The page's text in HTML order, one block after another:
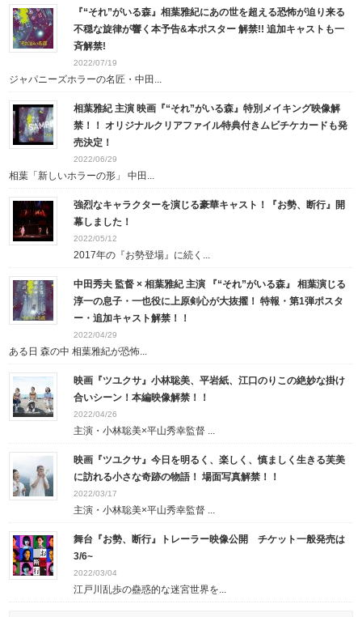
『“それ”がいる森』相葉雅紀にあの世を超える恐怖が迫り来る
不穏な旋律が響く本予告&本ポスター 解禁!! 追加キャストも一
斉解禁!
2022/07/19
ジャパニーズホラーの名匠・中田...
相葉雅紀 主演 映画『“それ”がいる森』特別メイキング映像解
禁！！ オリジナルクリアファイル特典付きムビチケカードも発
売決定！
2022/06/29
相葉「新しいホラーの形」 中田...
強烈なキャラクターを演じる豪華キャスト！『お勢、断行』開
幕しました！
2022/05/12
2017年の『お勢登場』に続く...
中田秀夫 監督 × 相葉雅紀 主演 『“それ”がいる森』 相葉演じる
淳一の息子・一也役に上原剣心が大抜擢！ 特報・第1弾ポスタ
ー・追加キャスト解禁！！
2022/04/29
ある日 森の中 相葉雅紀が恐怖...
映画『ツユクサ』小林聡美、平岩紙、江口のりこの絶妙な掛け
合いシーン！本編映像解禁！！
2022/04/26
主演・小林聡美×平山秀幸監督 ...
映画『ツユクサ』今日を明るく、楽しく、慎ましく生きる芙美
に訪れる小さな奇跡の物語！ 場面写真解禁！！
2022/03/17
主演・小林聡美×平山秀幸監督 ...
舞台『お勢、断行』トレーラー映像公開 チケット一般発売は
3/6~
2022/03/04
江戸川乱歩の蠱惑的な迷宮世界を...